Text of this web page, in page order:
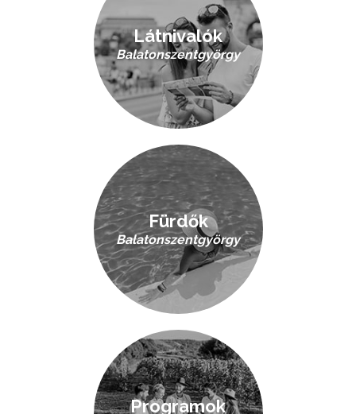
Látnivalók
Balatonszentgyörgy
Fürdők
Balatonszentgyörgy
Programok